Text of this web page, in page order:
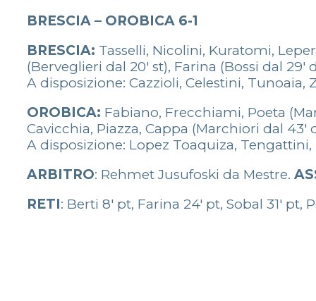
BRESCIA – OROBICA 6-1
BRESCIA: Tasselli, Nicolini, Kuratomi,
(Berveglieri dal 20′ st), Farina (Bossi dal
A disposizione: Cazzioli, Celestini, Tunoaia,
OROBICA: Fabiano, Frecchiami, Poeta
Cavicchia, Piazza, Cappa (Marchiori dal 43′
A disposizione: Lopez Toaquiza,
ARBITRO: Rehmet Jusufoski da Mestre.
RETI: Berti 8′ pt, Farina 24′ pt, Sobal 31′ pt,